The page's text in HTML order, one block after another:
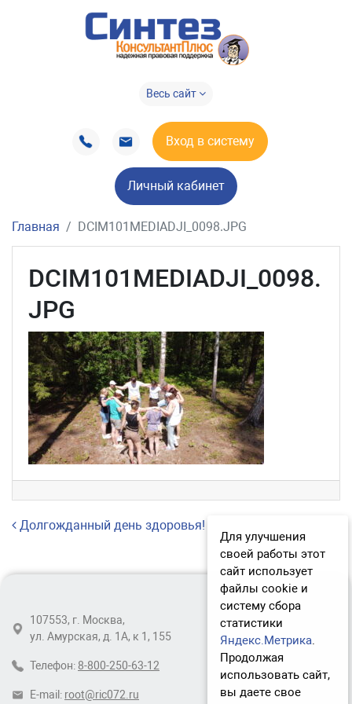
Весь сайт
Вход в систему
Личный кабинет
Главная DCIM101MEDIADJI_0098.JPG
DCIM101MEDIADJI_0098.
JPG
Навигация по записям
Долгожданный день здоровья!
107553, г. Москва,
ул. Амурская, д. 1А, к 1, 155
Телефон: 8-800-250-63-12
E-mail: root@ric072.ru
Для улучшения
своей работы этот
сайт использует
файлы cookie и
систему сбора
статистики
Яндекс.Метрика.
Продолжая
использовать сайт,
вы даете свое